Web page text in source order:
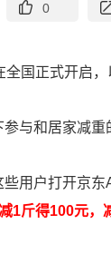
0
国正式开启，
与和居家减重
些用户打开京东
1斤得100元，